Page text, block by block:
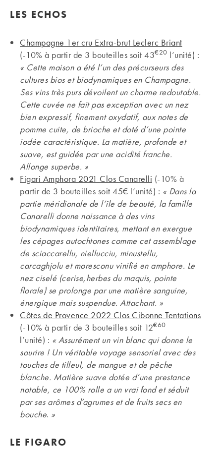
LES ECHOS
Champagne 1er cru Extra-brut Leclerc Briant
(-10% à partir de 3 bouteilles soit 43€20 l’unité) :
« Cette maison a été l’un des précurseurs des
cultures bios et biodynamiques en Champagne.
Ses vins très purs dévoilent un charme redoutable.
Cette cuvée ne fait pas exception avec un nez
bien expressif, finement oxydatif, aux notes de
pomme cuite, de brioche et doté d’une pointe
iodée caractéristique. La matière, profonde et
suave, est guidée par une acidité franche.
Allonge superbe. »
Figari Amphora 2021 Clos Canarelli (-10% à
partir de 3 bouteilles soit 45€ l’unité) : « Dans la
partie méridionale de l’île de beauté, la famille
Canarelli donne naissance à des vins
biodynamiques identitaires, mettant en exergue
les cépages autochtones comme cet assemblage
de sciaccarellu, niellucciu, minustellu,
carcaghjolu et moresconu vinifié en amphore. Le
nez ciselé (cerise,herbes du maquis, pointe
florale) se prolonge par une matière sanguine,
énergique mais suspendue. Attachant. »
Côtes de Provence 2022 Clos Cibonne Tentations
(-10% à partir de 3 bouteilles soit 12€60
l’unité) : « Assurément un vin blanc qui donne le
sourire ! Un véritable voyage sensoriel avec des
touches de tilleul, de mangue et de pêche
blanche. Matière suave dotée d’une prestance
notable, ce 100% rolle a un vrai fond et séduit
par ses arômes d’agrumes et de fruits secs en
bouche. »
LE FIGARO